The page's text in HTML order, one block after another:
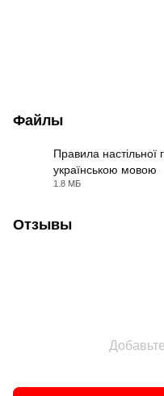
Файлы
Правила
українською мовою
1.8 МБ
Отзывы